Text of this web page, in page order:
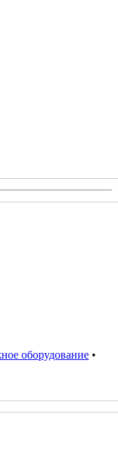
оборудование •